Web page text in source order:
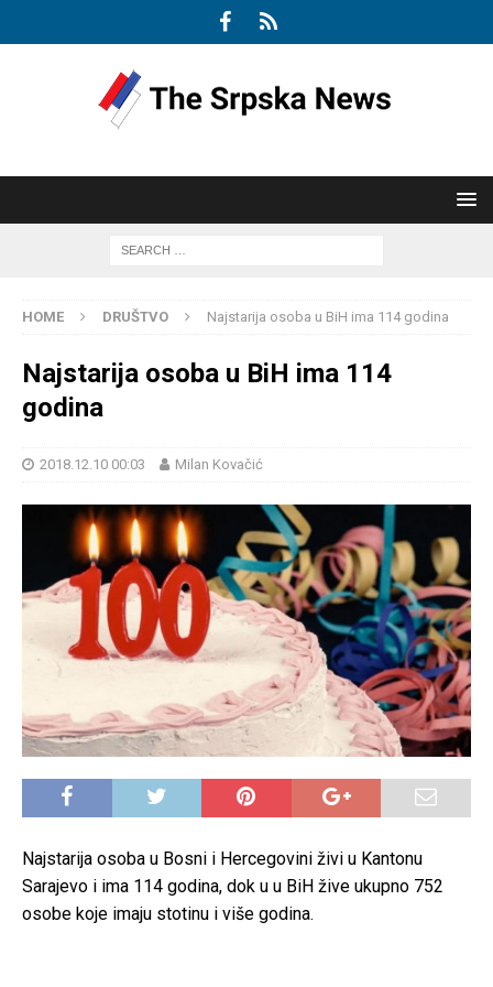
HOME DRUŠTVO Najstarija osoba u BiH ima 114 godina
Najstarija osoba u BiH ima 114
godina
2018.12.10 00:03 Milan Kovačić
Najstarija osoba u Bosni i Hercegovini živi u Kantonu
Sarajevo i ima 114 godina, dok u u BiH žive ukupno 752
osobe koje imaju stotinu i više godina.